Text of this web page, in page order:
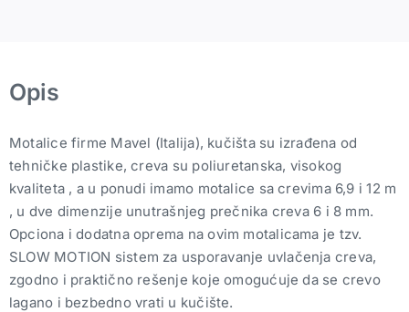
Opis
Motalice firme Mavel (Italija), kučišta su izrađena od
tehničke plastike, creva su poliuretanska, visokog
kvaliteta , a u ponudi imamo motalice sa crevima 6,9 i 12 m
, u dve dimenzije unutrašnjeg prečnika creva 6 i 8 mm.
Opciona i dodatna oprema na ovim motalicama je tzv.
SLOW MOTION sistem za usporavanje uvlačenja creva,
zgodno i praktično rešenje koje omogućuje da se crevo
lagano i bezbedno vrati u kučište.